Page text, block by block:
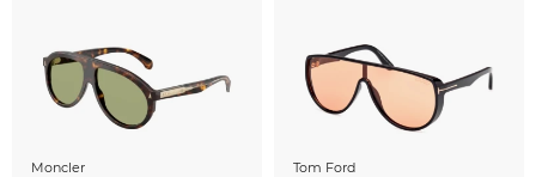
Moncler Tom Ford